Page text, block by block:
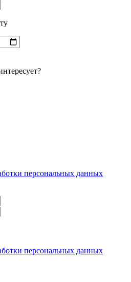
персональных данных
персональных данных